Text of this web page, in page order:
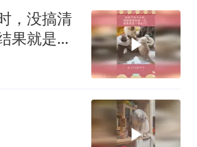
，没搞清
果就是一